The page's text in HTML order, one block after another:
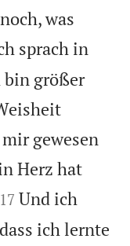
was
sprach in
bin größer
gewesen
Herz hat


17 Und ich
ich lernte